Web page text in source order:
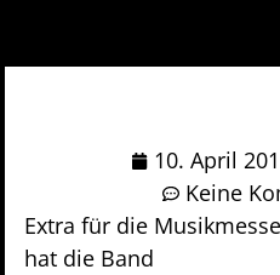
10. April
Keine
Extra für die Musikmesse
hat die Band